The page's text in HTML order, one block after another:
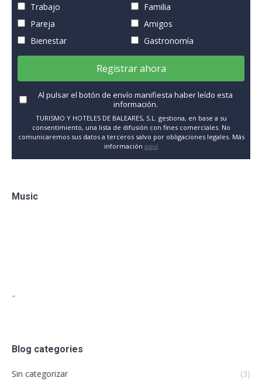
Trabajo
Familia
Pareja
Amigos
Bienestar
Gastronomía
Registrar ahora
Al pulsar el botón de envío manifiesta haber leído esta
información.
TURISMO Y HOTELES DE BALEARES, S.L. gestiona, en base a su
consentimiento, una lista de difusión con fines comerciales. No
comunicaremos sus datos a terceros salvo por obligaciones legales. Más
información aquí
Music
"
Blog categories
Sin categorizar (3)